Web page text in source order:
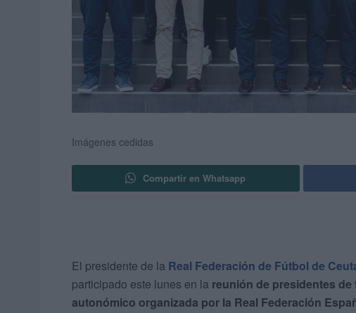
Imágenes cedidas
Compartir en Whatsapp
El presidente de la Real Federación de Fútbol de
participado este lunes en la reunión de presidentes
autonómico organizada por la Real Federación